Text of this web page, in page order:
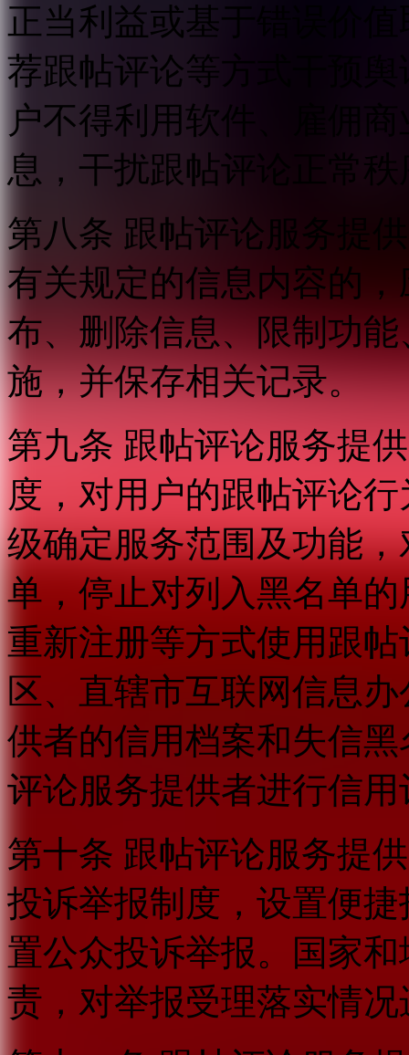
正当利益或基于错误价
荐跟帖评论等方式干预
户不得利用软件、雇佣
息，干扰跟帖评论正常
第八条 跟帖评论服务提
有关规定的信息内容的
布、删除信息、限制功
施，并保存相关记录。
第九条 跟帖评论服务提
度，对用户的跟帖评论
级确定服务范围及功能
单，停止对列入黑名单
重新注册等方式使用跟
区、直辖市互联网信息
供者的信用档案和失信
评论服务提供者进行信用
第十条 跟帖评论服务提
投诉举报制度，设置便
置公众投诉举报。国家
责，对举报受理落实情